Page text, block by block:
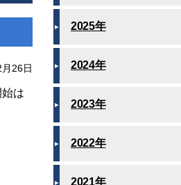
26日
は
2025年
2024年
2023年
2022年
2021年